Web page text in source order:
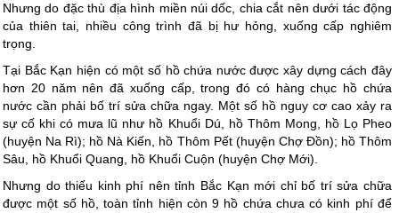
Nhưng do đặc thù địa hình miền núi dốc, chia cắt nên dưới tác động
của thiên tai, nhiều công trình đã bị hư hỏng, xuống cấp nghiêm
trọng.
Tại Bắc Kạn hiện có một số hồ chứa nước được xây dựng cách đây
hơn 20 năm nên đã xuống cấp, trong đó có hàng chục hồ chứa
nước cần phải bố trí sửa chữa ngay. Một số hồ nguy cơ cao xảy ra
sự cố khi có mưa lũ như hồ Khuổi Dú, hồ Thôm Mong, hồ Lọ Pheo
(huyện Na Rì); hồ Nà Kiến, hồ Thôm Pết (huyện Chợ Đồn); hồ Thôm
Sâu, hồ Khuổi Quang, hồ Khuổi Cuộn (huyện Chợ Mới).
Nhưng do thiếu kinh phí nên tỉnh Bắc Kạn mới chỉ bố trí sửa chữa
được một số hồ, toàn tỉnh hiện còn 9 hồ chứa chưa có kinh phí để